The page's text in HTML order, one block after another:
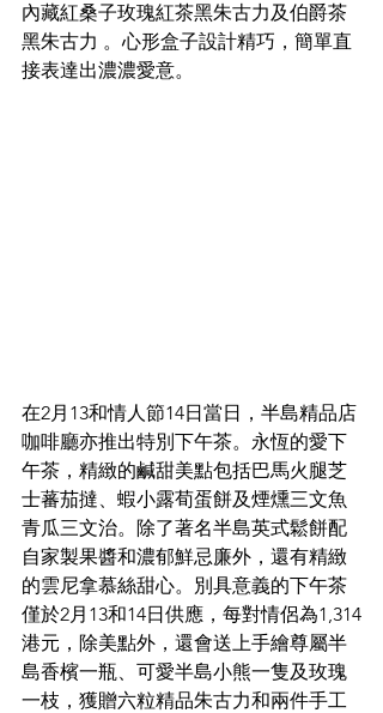
內藏紅桑子玫瑰紅茶黑朱古力及伯爵茶
黑朱古力 。心形盒子設計精巧，簡單直
接表達出濃濃愛意。
在2月13和情人節14日當日，半島精品店
咖啡廳亦推出特別下午茶。 永恆的愛下
午茶，精緻的鹹甜美點包括巴馬火腿芝
士蕃茄撻、蝦小露荀蛋餅及煙燻三文魚
青瓜三文治。除了著名半島英式鬆餅配
自家製果醬和濃郁鮮忌廉外，還有精緻
的雲尼拿慕絲甜心。別具意義的下午茶
僅於2月13和14日供應，每對情侶為1,314
港元，除美點外，還會送上手繪尊屬半
島香檳一瓶、可愛半島小熊一隻及玫瑰
一枝，獲贈六粒精品朱古力和兩件手工